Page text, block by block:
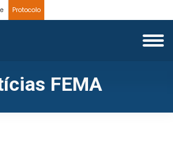
Protocolo
FEMA